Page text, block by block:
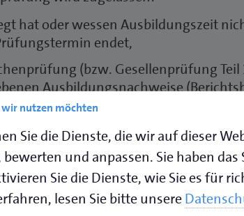
hat oder wessen Ausbildungszeit
endet,
(bzw. Gesellenprüfung Teil
Ausbildungsnachweise
Verzeichnis der
eingetragen ist
bei nicht
nutzen möchten
Sie die Dienste, die wir auf dieser
und anpassen. Sie haben das
Sie die Dienste, wie Sie es für
lesen Sie bitte unsere